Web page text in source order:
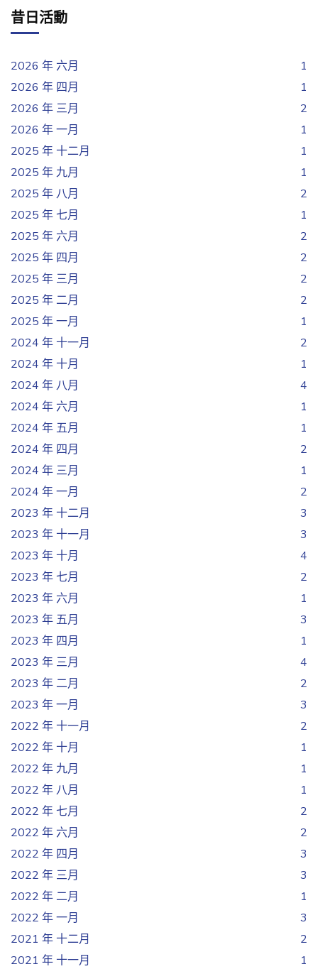
昔日活動
2026 年 六月
1
2026 年 四月
1
2026 年 三月
2
2026 年 一月
1
2025 年 十二月
1
2025 年 九月
1
2025 年 八月
2
2025 年 七月
1
2025 年 六月
2
2025 年 四月
2
2025 年 三月
2
2025 年 二月
2
2025 年 一月
1
2024 年 十一月
2
2024 年 十月
1
2024 年 八月
4
2024 年 六月
1
2024 年 五月
1
2024 年 四月
2
2024 年 三月
1
2024 年 一月
2
2023 年 十二月
3
2023 年 十一月
3
2023 年 十月
4
2023 年 七月
2
2023 年 六月
1
2023 年 五月
3
2023 年 四月
1
2023 年 三月
4
2023 年 二月
2
2023 年 一月
3
2022 年 十一月
2
2022 年 十月
1
2022 年 九月
1
2022 年 八月
1
2022 年 七月
2
2022 年 六月
2
2022 年 四月
3
2022 年 三月
3
2022 年 二月
1
2022 年 一月
3
2021 年 十二月
2
2021 年 十一月
1